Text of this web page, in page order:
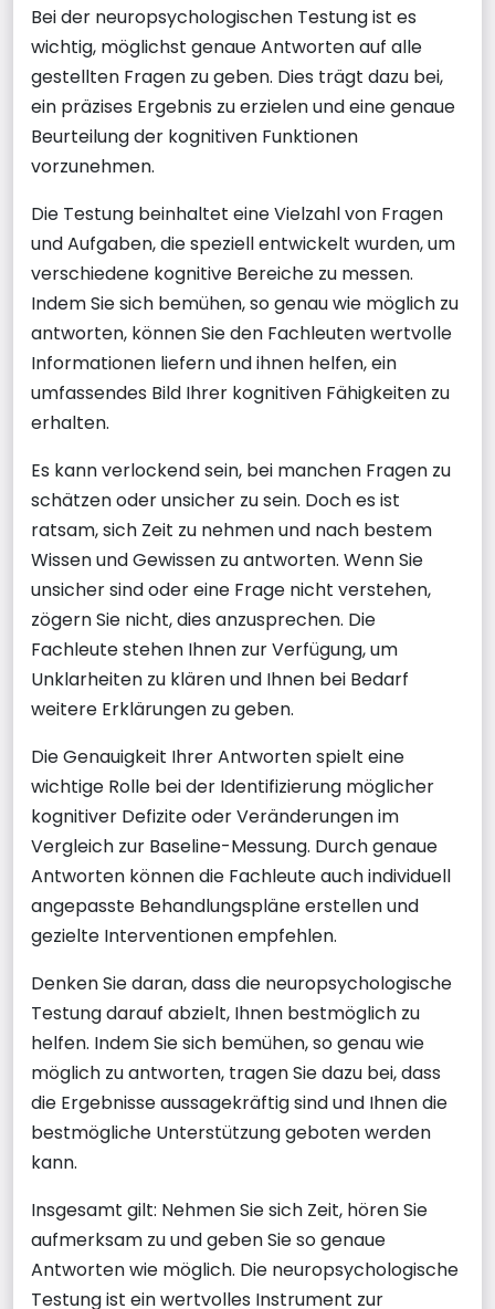
Bei der neuropsychologischen Testung ist es
wichtig, möglichst genaue Antworten auf alle
gestellten Fragen zu geben. Dies trägt dazu bei,
ein präzises Ergebnis zu erzielen und eine genaue
Beurteilung der kognitiven Funktionen
vorzunehmen.
Die Testung beinhaltet eine Vielzahl von Fragen
und Aufgaben, die speziell entwickelt wurden, um
verschiedene kognitive Bereiche zu messen.
Indem Sie sich bemühen, so genau wie möglich zu
antworten, können Sie den Fachleuten wertvolle
Informationen liefern und ihnen helfen, ein
umfassendes Bild Ihrer kognitiven Fähigkeiten zu
erhalten.
Es kann verlockend sein, bei manchen Fragen zu
schätzen oder unsicher zu sein. Doch es ist
ratsam, sich Zeit zu nehmen und nach bestem
Wissen und Gewissen zu antworten. Wenn Sie
unsicher sind oder eine Frage nicht verstehen,
zögern Sie nicht, dies anzusprechen. Die
Fachleute stehen Ihnen zur Verfügung, um
Unklarheiten zu klären und Ihnen bei Bedarf
weitere Erklärungen zu geben.
Die Genauigkeit Ihrer Antworten spielt eine
wichtige Rolle bei der Identifizierung möglicher
kognitiver Defizite oder Veränderungen im
Vergleich zur Baseline-Messung. Durch genaue
Antworten können die Fachleute auch individuell
angepasste Behandlungspläne erstellen und
gezielte Interventionen empfehlen.
Denken Sie daran, dass die neuropsychologische
Testung darauf abzielt, Ihnen bestmöglich zu
helfen. Indem Sie sich bemühen, so genau wie
möglich zu antworten, tragen Sie dazu bei, dass
die Ergebnisse aussagekräftig sind und Ihnen die
bestmögliche Unterstützung geboten werden
kann.
Insgesamt gilt: Nehmen Sie sich Zeit, hören Sie
aufmerksam zu und geben Sie so genaue
Antworten wie möglich. Die neuropsychologische
Testung ist ein wertvolles Instrument zur